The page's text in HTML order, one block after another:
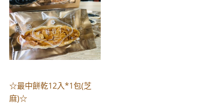
☆最中餅乾12入*1包(芝
麻)☆